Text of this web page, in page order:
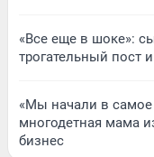
«Все еще в шоке»:
трогательный пост
«Мы начали в самое
многодетная мама
бизнес